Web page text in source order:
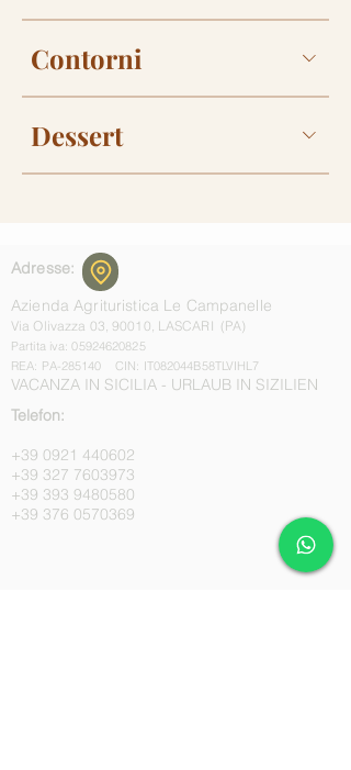
Contorni
Dessert
Adresse:
Azienda Agrituristica Le Campanelle
Via Olivazza 03,90010, LASCARI (PA)
Partita iva:05924620825
REA: PA-285140 CIN: IT082044B58TLVIHL7
VACANZA IN SICILIA - URLAUB IN SIZILIEN
Telefon:
+39 0921 440602
+39 327 7603973
+39 393 9480580
+39 376 0570369